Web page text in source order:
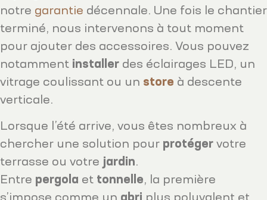
notre garantie décennale. Une fois le chantier
terminé, nous intervenons à tout moment
pour ajouter des accessoires. Vous pouvez
notamment installer des éclairages LED, un
vitrage coulissant ou un store à descente
verticale.
Lorsque l’été arrive, vous êtes nombreux à
chercher une solution pour protéger votre
terrasse ou votre jardin.
Entre pergola et tonnelle, la première